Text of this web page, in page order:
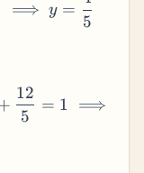
⟹ y =
5
5
12
= 1 ⟹